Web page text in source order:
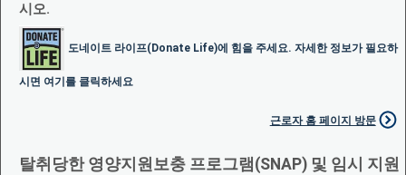
시오.
도네이트 라이프(Donate Life)에 힘을 주세요. 자세한 정보가 필요하
시면 여기를 클릭하세요
근로자 홈 페이지 방문
탈취당한 영양지원보충 프로그램(SNAP) 및 임시 지원